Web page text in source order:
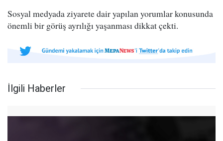
Sosyal medyada ziyarete dair yapılan yorumlar konusunda
önemli bir görüş ayrılığı yaşanması dikkat çekti.
İlgili Haberler